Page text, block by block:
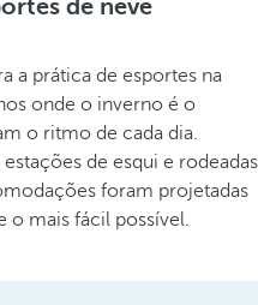
de neve
a prática de esportes na
onde o inverno é o
o ritmo de cada dia.
de esqui e rodeadas
foram projetadas
o mais fácil possível.